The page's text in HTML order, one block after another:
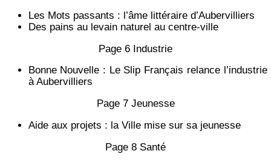
Les Mots passants : l’âme littéraire d’Aubervilliers
Des pains au levain naturel au centre-ville
Page 6 Industrie
Bonne Nouvelle : Le Slip Français relance l’industrie
à Aubervilliers
Page 7 Jeunesse
Aide aux projets : la Ville mise sur sa jeunesse
Page 8 Santé